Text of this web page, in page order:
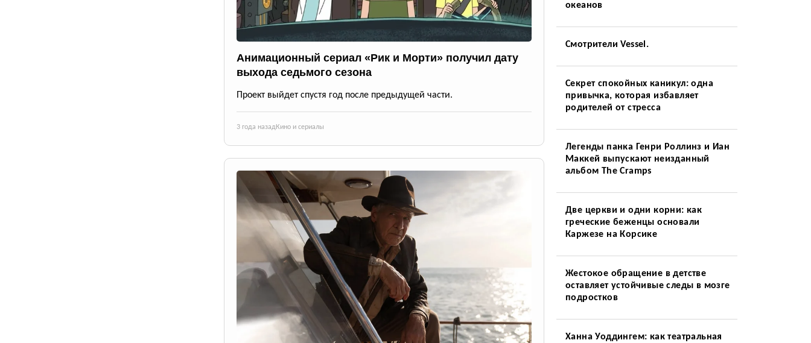
Анимационный сериал «Рик и Морти» получил дату
выхода седьмого сезона
Проект выйдет спустя год после предыдущей части.
3 года назадКино и сериалы
океанов
Смотрители Vessel.
Секрет спокойных каникул: одна
привычка, которая избавляет
родителей от стресса
Легенды панка Генри Роллинз и Иан
Маккей выпускают неизданный
альбом The Cramps
Две церкви и одни корни: как
греческие беженцы основали
Каржезе на Корсике
Жестокое обращение в детстве
оставляет устойчивые следы в мозге
подростков
Ханна Уоддингем: как театральная